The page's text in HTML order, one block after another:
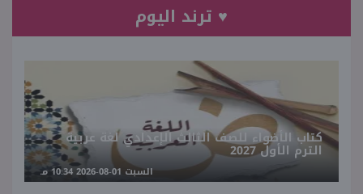
♥ ترند اليوم
كتاب الأضواء للصف الثالث الإعدادي لغة عربية
الترم الأول 2027
السبت 01-08-2026 10:34 مـ